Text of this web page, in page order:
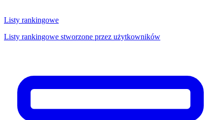
Listy rankingowe
Listy rankingowe stworzone przez użytkowników